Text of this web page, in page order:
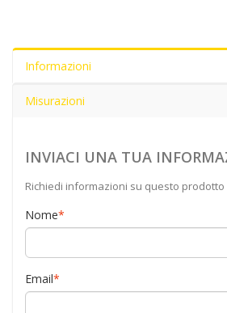
Informazioni
Misurazioni
INVIACI UNA TUA
Richiedi informazioni su questo prodotto
Nome*
Email*